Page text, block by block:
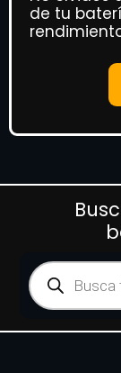
de tu